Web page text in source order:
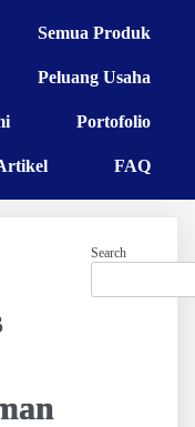
Semua Produk
Peluang Usaha
Portofolio
FAQ
Search